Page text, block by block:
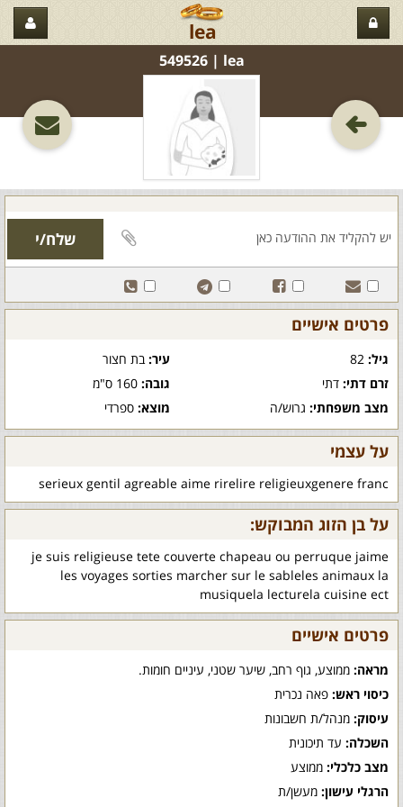
lea
lea‏ | 549526
פרטים אישיים
גיל: עיר:בת חצור
זרם דתי: דתי גובה:160 ס"מ
מצב משפחתי: גרוש/ה מוצא:ספרדי
על עצמי
serieux gentil agreable aime rirelire religieuxgenere franc
על בן הזוג המבוקש:
je suis religieuse tete couverte chapeau ou perruque jaime
les voyages sorties marcher sur le sableles animaux la
musiquela lecturela cuisine ect
פרטים אישיים
מראה: ממוצע, גוף רחב, שיער שטני, עיניים חומות.
כיסוי ראש: פאה נכרית
עיסוק: מנהל/ת חשבונות
השכלה: עד תיכונית
מצב כלכלי: ממוצע
הרגלי עישון: מעשן/ת